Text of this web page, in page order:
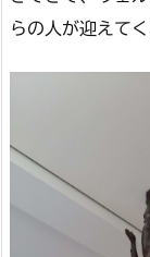
らの人が迎えて